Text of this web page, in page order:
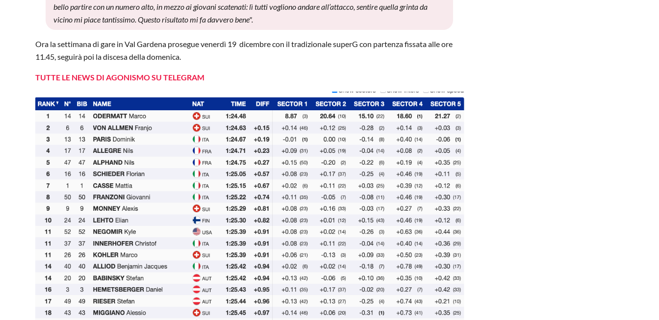
bello partire con un numero alto, in mezzo ai giovani scatenati: lì tutti vogliono andare all’attacco, sentire quella grinta da
vicino mi piace tantissimo. Questo risultato mi fa davvero bene".
Ora la settimana di gare in Val Gardena prosegue venerdì 19 dicembre con il tradizionale superG con partenza fissata alle ore
11.45, seguirà poi la discesa della domenica.
TUTTE LE NEWS DI AGONISMO SU TELEGRAM